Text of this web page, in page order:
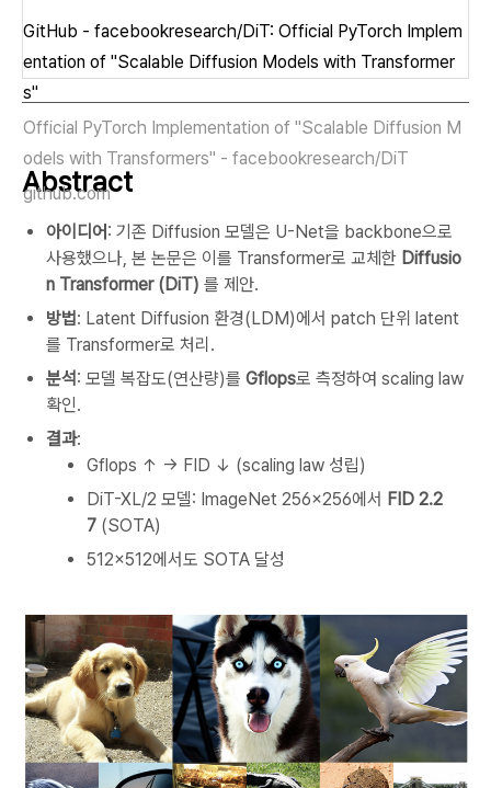
GitHub - facebookresearch/DiT: Official PyTorch Implem
entation of "Scalable Diffusion Models with Transformer
s"
Official PyTorch Implementation of "Scalable Diffusion M
odels with Transformers" - facebookresearch/DiT
github.com
Abstract
아이디어 : 기존 Diffusion 모델은 U-Net을 backbone으로
사용했으나, 본 논문은 이를 Transformer로 교체한 Diffusio
n Transformer (DiT) 를 제안.
방법 : Latent Diffusion 환경(LDM)에서 patch 단위 latent
를 Transformer로 처리.
분석 : 모델 복잡도(연산량)를 Gflops로 측정하여 scaling law
확인.
결과:
Gflops ↑ → FID ↓ (scaling law 성립)
DiT-XL/2 모델: ImageNet 256×256에서 FID 2.2
7 (SOTA)
512×512에서도 SOTA 달성